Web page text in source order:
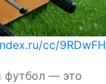
cc/9RDwFH
футбол — это